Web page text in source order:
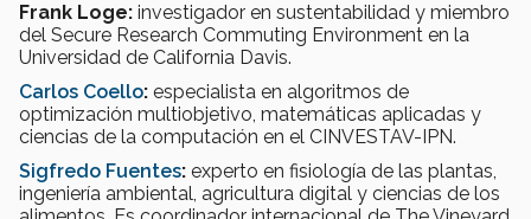
Frank Loge: investigador en sustentabilidad y miembro
del Secure Research Commuting Environment en la
Universidad de California Davis.
Carlos Coello: especialista en algoritmos de
optimización multiobjetivo, matemáticas aplicadas y
ciencias de la computación en el CINVESTAV-IPN.
Sigfredo Fuentes: experto en fisiología de las plantas,
ingeniería ambiental, agricultura digital y ciencias de los